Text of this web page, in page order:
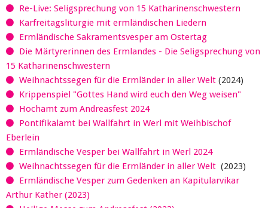
Re-Live: Seligsprechung von 15 Katharinenschwestern
Karfreitagsliturgie mit ermländischen Liedern
Ermländische Sakramentsvesper am Ostertag
Die Märtyrerinnen des Ermlandes - Die Seligsprechung von
15 Katharinenschwestern
Weihnachtssegen für die Ermländer in aller Welt (2024)
Krippenspiel "Gottes Hand wird euch den Weg weisen"
Hochamt zum Andreasfest 2024
Pontifikalamt bei Wallfahrt in Werl mit Weihbischof
Eberlein
Ermländische Vesper bei Wallfahrt in Werl 2024
Weihnachtssegen für die Ermländer in aller Welt (2023)
Ermländische Vesper zum Gedenken an Kapitularvikar
Arthur Kather (2023)